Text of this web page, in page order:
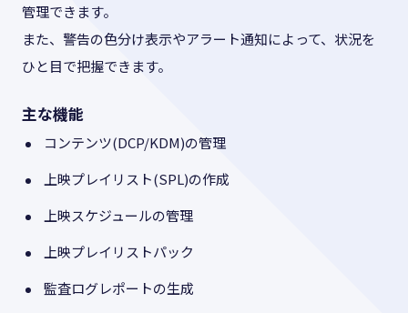
管理できます。
また、警告の色分け表示やアラート通知によって、状況を
ひと目で把握できます。
主な機能
コンテンツ(DCP/KDM)の管理
上映プレイリスト(SPL)の作成
上映スケジュールの管理
上映プレイリストパック
監査ログレポートの生成